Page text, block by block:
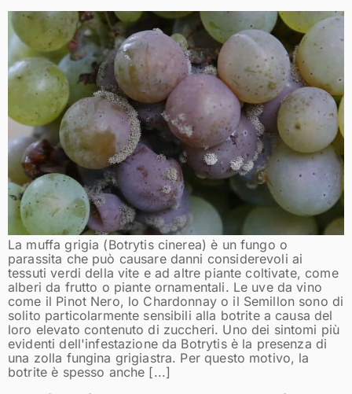
La muffa grigia (Botrytis cinerea) è un fungo o
parassita che può causare danni considerevoli ai
tessuti verdi della vite e ad altre piante coltivate, come
alberi da frutto o piante ornamentali. Le uve da vino
come il Pinot Nero, lo Chardonnay o il Semillon sono di
solito particolarmente sensibili alla botrite a causa del
loro elevato contenuto di zuccheri. Uno dei sintomi più
evidenti dell'infestazione da Botrytis è la presenza di
una zolla fungina grigiastra. Per questo motivo, la
botrite è spesso anche [...]